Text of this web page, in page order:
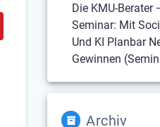
Die KMU-Berater
Seminar: Mit
Und KI Planbar
Gewinnen
Archiv